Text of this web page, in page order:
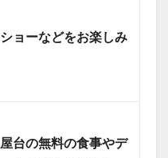
ョーなどをお楽しみ
台の無料の食事やデ